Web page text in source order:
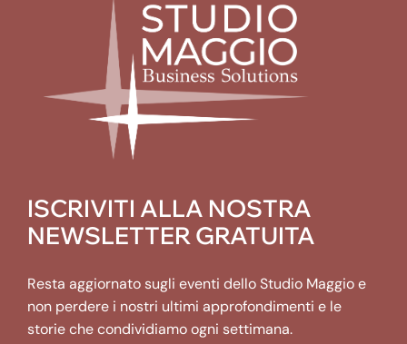
ISCRIVITI ALLA NOSTRA
NEWSLETTER GRATUITA
Resta aggiornato sugli eventi dello Studio Maggio e
non perdere i nostri ultimi approfondimenti e le
storie che condividiamo ogni settimana.